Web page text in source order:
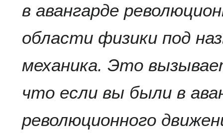
в авангарде
области физики под
механика. Это
что если вы были в
революционного